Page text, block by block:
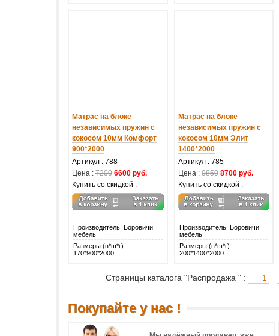
Матрас на блоке
независимых пружин с
кокосом 10мм Комфорт
900*2000
Артикул : 788
Цена : 7200 6600 руб.
Купить со скидкой :
Производитель: Боровичи
мебель
Размеры (в*ш*г):
170*900*2000
Матрас на блоке
независимых пружин с
кокосом 10мм Элит
1400*2000
Артикул : 785
Цена : 9850 8700 руб.
Купить со скидкой :
Производитель: Боровичи
мебель
Размеры (в*ш*г):
200*1400*2000
Страницы каталога "Распродажа " : 1
Покупайте у нас !